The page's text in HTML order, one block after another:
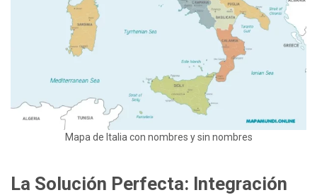
Mapa de Italia con nombres y sin nombres
La Solución Perfecta: Integración